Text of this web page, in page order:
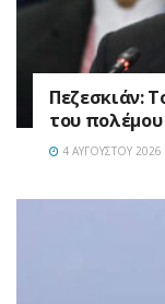
Πεζεσκιάν:
του πολέμου
4 ΑΥΓΟΎΣΤΟΥ 2026